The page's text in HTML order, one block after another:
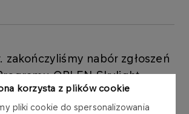
korzysta z plików cookie
pliki cookie do spersonalizowania
zakończyliśmy nabór zgłoszeń
ORLEN Skylight